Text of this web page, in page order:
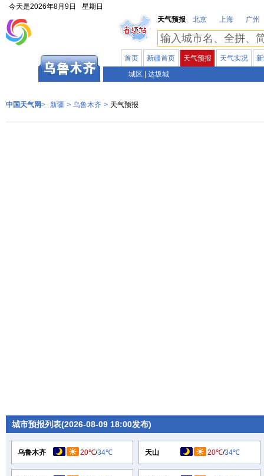
今天是2026年8月9日
星期日
天气预报
北京 上海 广州
首页 新疆首页 天气预报 天气实况
城区
达坂城
中国天气网> 新疆 > 乌鲁木齐 > 天气预报
城市预报列表(2026-08-09 18:00发布)
乌鲁木齐 20℃/34℃ 天山 20℃/34℃